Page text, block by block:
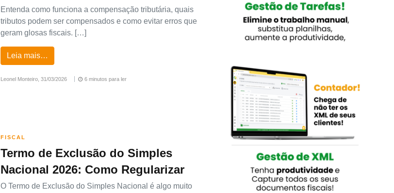
Entenda como funciona a compensação tributária, quais
tributos podem ser compensados e como evitar erros que
geram glosas fiscais. […]
Leia mais…
Leonel Monteiro,31/03/2026 6 minutos para ler
FISCAL
Termo de Exclusão do Simples
Nacional 2026: Como Regularizar
O Termo de Exclusão do Simples Nacional é algo muito